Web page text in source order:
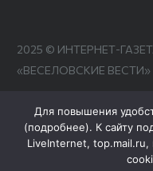
2025 © ИНТЕРНЕТ-
«ВЕСЕЛОВСКИЕ ВЕСТИ»
Для повышения
(подробнее). К сайту
LiveInternet, top.mail.ru,